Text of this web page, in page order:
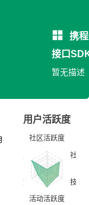
携
接口
暂无描述
用户活跃度